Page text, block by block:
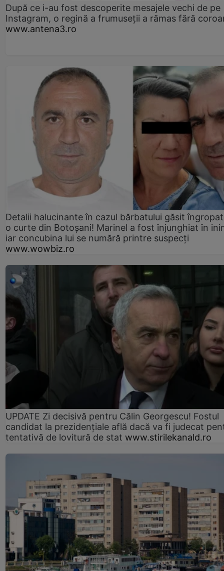
După ce i-au fost descoperite mesajele vechi de pe
Instagram, o regină a frumuseții a rămas fără
www.antena3.ro
Detalii halucinante în cazul bărbatului găsit
o curte din Botoșani! Marinel a fost înjunghiat în
iar concubina lui se numără printre suspecți
www.wowbiz.ro
UPDATE Zi decisivă pentru Călin Georgescu! Fostul
candidat la prezidențiale află dacă va fi judecat
tentativă de lovitură de stat www.stirilekanald.ro